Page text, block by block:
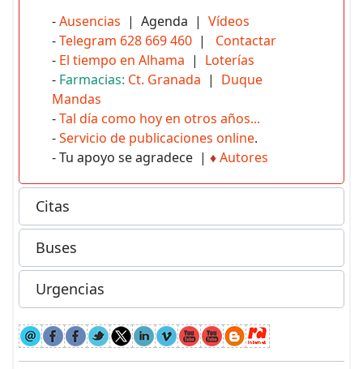
-Ausencias | Agenda | Vídeos
-Telegram 628 669 460 | Contactar
- El tiempo en Alhama | Loterías
- Farmacias: Ct. Granada | Duque
Mandas
-Tal día como hoy en otros años...
-Servicio de publicaciones online.
- Tu apoyo se agradece | ♦Autores
Citas
Buses
Urgencias